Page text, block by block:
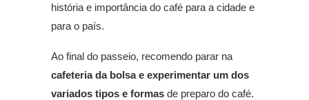
história e importância do café para a cidade e
para o país.
Ao final do passeio, recomendo parar na
cafeteria da bolsa e experimentar um dos
variados tipos e formas de preparo do café.